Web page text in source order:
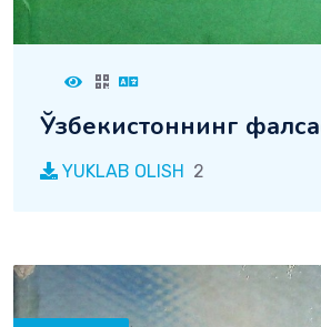
Ўзбекистоннинг
YUKLAB OLISH 2